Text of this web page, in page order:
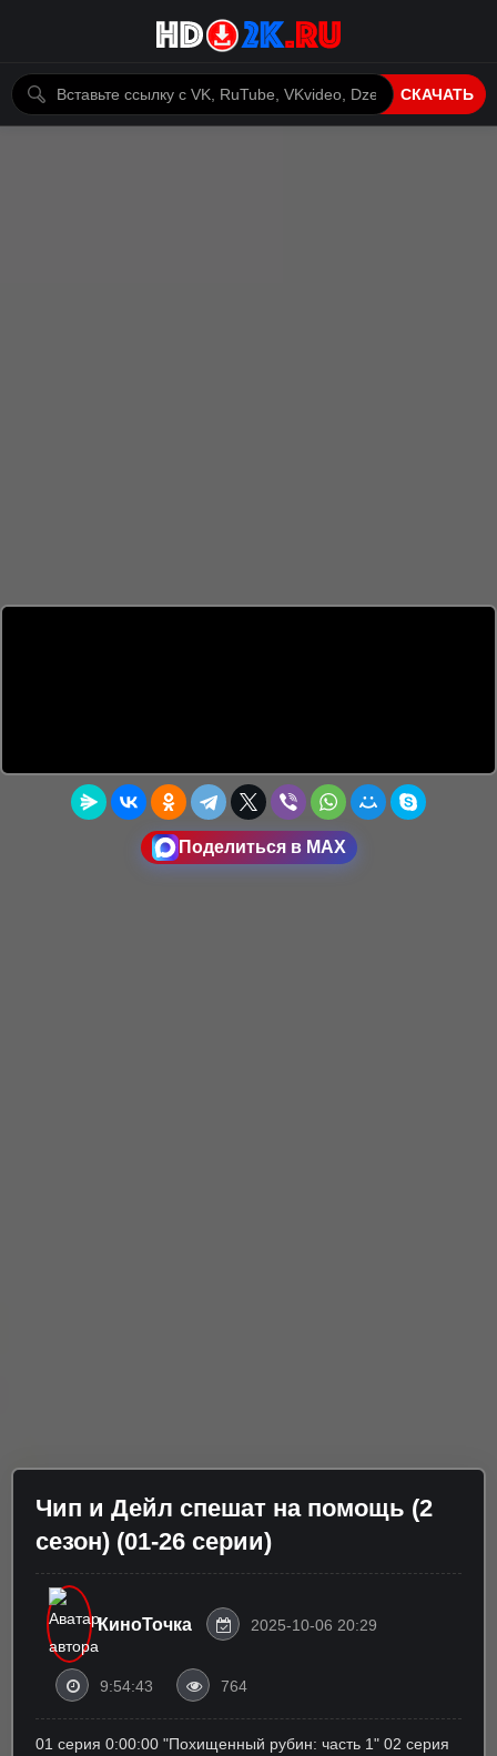
СКАЧАТЬ
Поделиться в MAX
Чип и Дейл спешат на помощь (2
сезон) (01-26 серии)
КиноТочка 2025-10-06 20:29
9:54:43 764
01 серия 0:00:00 "Похищенный рубин: часть 1" 02 серия